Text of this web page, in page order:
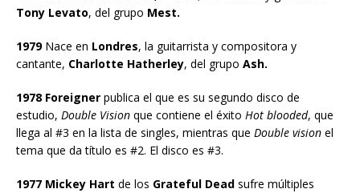
Tony Levato, del grupo Mest.
1979Nace en Londres, la guitarrista y compositora y
cantante, Charlotte Hatherley, del grupo Ash.
1978 Foreigner publica el que es su segundo disco de
estudio, Double Vision que contiene el éxito Hot blooded, que
llega al #3 en la lista de singles, mientras que Double vision el
tema que da título es #2. El disco es #3.
1977 Mickey Hart de los Grateful Dead sufre múltiples